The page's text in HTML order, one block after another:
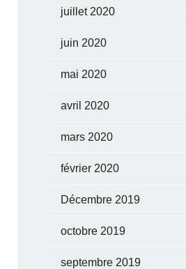
juillet 2020
juin 2020
mai 2020
avril 2020
mars 2020
février 2020
Décembre 2019
octobre 2019
septembre 2019